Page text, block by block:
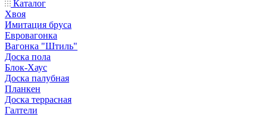
Каталог
Хвоя
Имитация бруса
Евровагонка
Вагонка "Штиль"
Доска пола
Блок-Хаус
Доска палубная
Планкен
Доска террасная
Галтели